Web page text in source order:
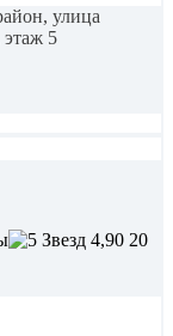
улица
5
4,90 20